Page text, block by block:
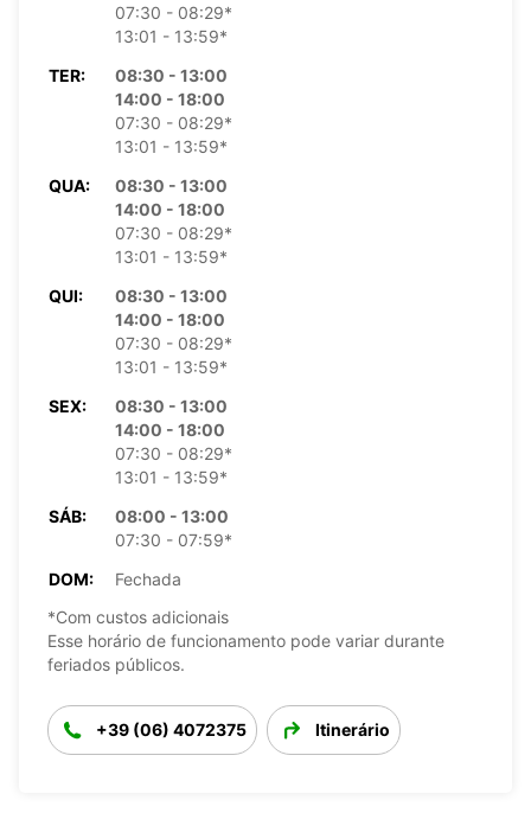
07:30 - 08:29*
13:01 - 13:59*
TER:
08:30 - 13:00
14:00 - 18:00
07:30 - 08:29*
13:01 - 13:59*
QUA:
08:30 - 13:00
14:00 - 18:00
07:30 - 08:29*
13:01 - 13:59*
QUI:
08:30 - 13:00
14:00 - 18:00
07:30 - 08:29*
13:01 - 13:59*
SEX:
08:30 - 13:00
14:00 - 18:00
07:30 - 08:29*
13:01 - 13:59*
SÁB:
08:00 - 13:00
07:30 - 07:59*
DOM:
Fechada
*Com custos adicionais
Esse horário de funcionamento pode variar durante
feriados públicos.
+39 (06) 4072375 Itinerário